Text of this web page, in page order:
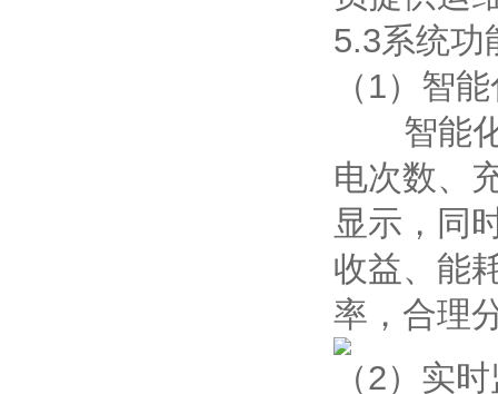
5.3系统功
（1）智
智能化
电次数、
显示，同
收益、能
率，合理
（2）实